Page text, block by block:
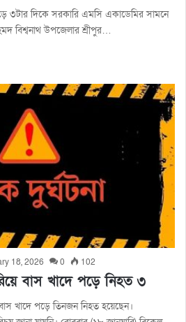
৩টার দিকে সরকারি এমসি একাডেমির সামনে
বিশ্বনাথ উপজেলার শ্রীপুর…
18, 2026 0 102
বাস খাদে পড়ে নিহত ৩
বাস খাদে পড়ে তিনজন নিহত হয়েছেন।